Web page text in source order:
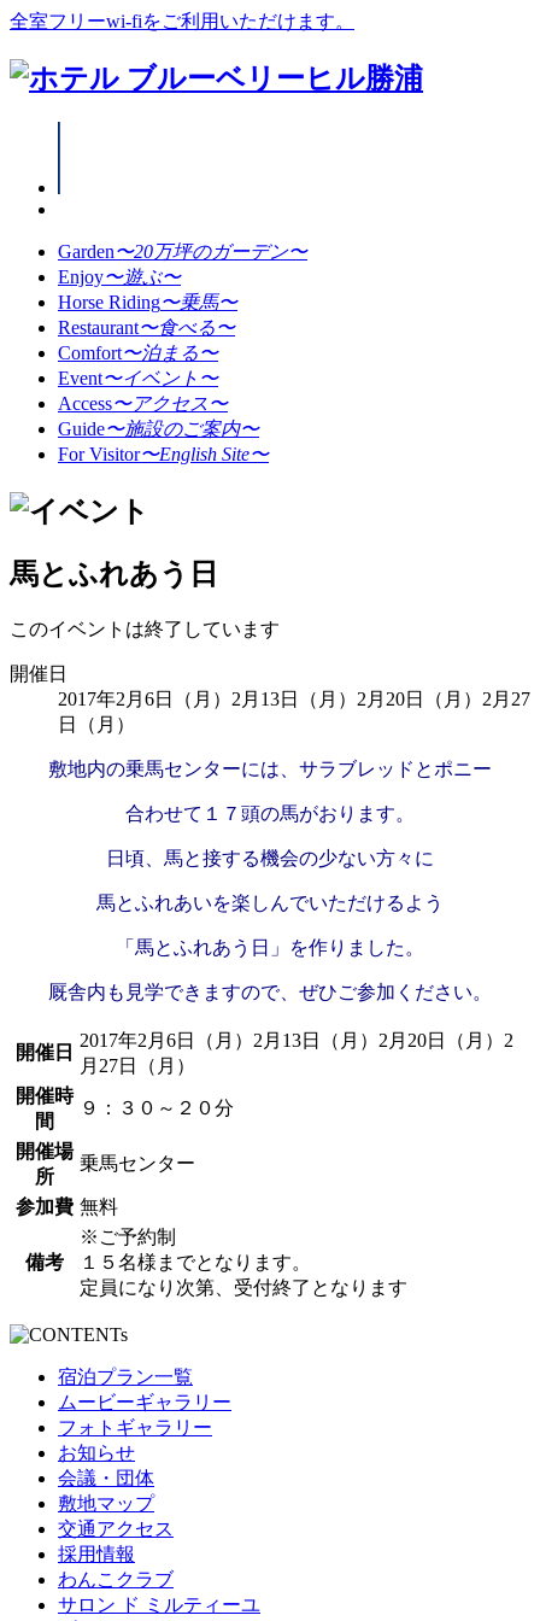
全室フリーwi-fiをご利用いただけます。
Garden〜20万坪のガーデン〜
Enjoy〜遊ぶ〜
Horse Riding〜乗馬〜
Restaurant〜食べる〜
Comfort〜泊まる〜
Event〜イベント〜
Access〜アクセス〜
Guide〜施設のご案内〜
For Visitor〜English Site〜
馬とふれあう日
このイベントは終了しています
開催日
2017年2月6日（月） 2月13日（月） 2月20日（月） 2月27
日（月）
敷地内の乗馬センターには、サラブレッドとポニー
合わせて１７頭の馬がおります。
日頃、馬と接する機会の少ない方々に
馬とふれあいを楽しんでいただけるよう
「馬とふれあう日」を作りました。
厩舎内も見学できますので、ぜひご参加ください。
開催日
2017年2月6日（月） 2月13日（月） 2月20日（月） 2
月27日（月）
開催時
間
９：３０～２０分
開催場
所
乗馬センター
参加費 無料
備考
※ご予約制
１５名様までとなります。
定員になり次第、受付終了となります
宿泊プラン一覧
ムービーギャラリー
フォトギャラリー
お知らせ
会議・団体
敷地マップ
交通アクセス
採用情報
わんこクラブ
サロン ド ミルティーユ